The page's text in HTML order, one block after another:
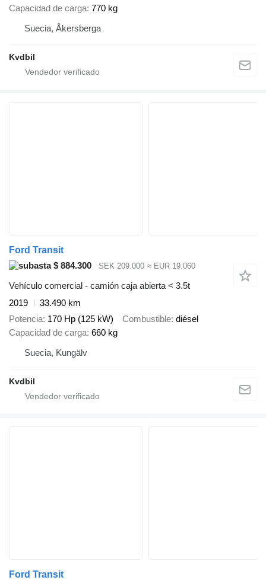
Capacidad de carga 770 kg
Suecia, Åkersberga
Kvdbil
Ford Transit
$ 884.300
SEK 209.000 ≈ EUR 19.060
Vehículo comercial - camión caja abierta < 3.5t
2019
33.490 km
Potencia 170 Hp (125 kW) Combustible diésel
Capacidad de carga 660 kg
Suecia, Kungälv
Kvdbil
Ford Transit